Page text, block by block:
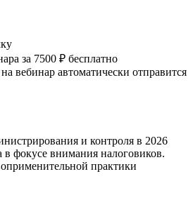
за 7500 ₽ бесплатно
вебинар автоматически отправится
и контроля в 2026
в фокусе внимания налоговиков.
практики